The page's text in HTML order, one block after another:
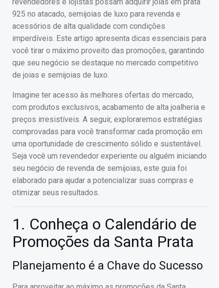
925 no atacado, semijoias de luxo para revenda e
acessórios de alta qualidade com condições
imperdíveis. Este artigo apresenta dicas essenciais para
você tirar o máximo proveito das promoções, garantindo
que seu negócio se destaque no mercado competitivo
de joias e semijoias de luxo.
Imagine ter acesso às melhores ofertas do mercado,
com produtos exclusivos, acabamento de alta joalheria e
preços irresistíveis. A seguir, exploraremos estratégias
comprovadas para você transformar cada promoção em
uma oportunidade de crescimento sólido e sustentável.
Seja você um revendedor experiente ou alguém iniciando
seu negócio de revenda de semijoias, este guia foi
elaborado para ajudar a potencializar suas compras e
otimizar seus resultados.
1. Conheça o Calendário de
Promoções da Santa Prata
Planejamento é a Chave do Sucesso